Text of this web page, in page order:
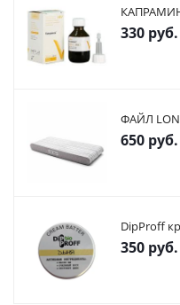
КАПРАМИН
330 руб.
ФАЙЛ
650 руб.
DipProff
350 руб.